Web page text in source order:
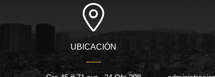
UBICACIÓN